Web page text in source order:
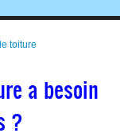
toiture
a besoin
?